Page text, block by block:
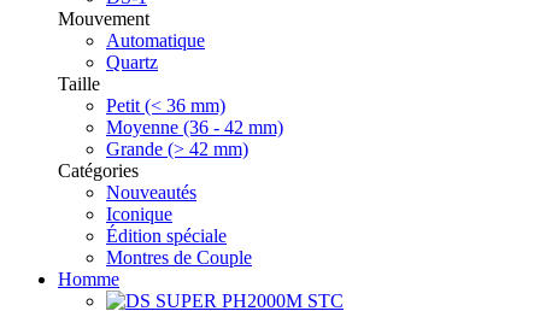
Mouvement
Automatique
Quartz
Taille
Petit (< 36 mm)
Moyenne (36 - 42 mm)
Grande (> 42 mm)
Catégories
Nouveautés
Iconique
Édition spéciale
Montres de Couple
Homme